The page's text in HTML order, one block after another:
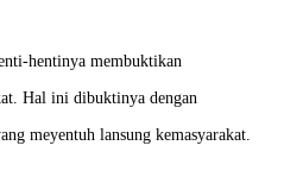
hentinya membuktikan
Hal ini dibuktinya dengan
meyentuh lansung kemasyarakat.